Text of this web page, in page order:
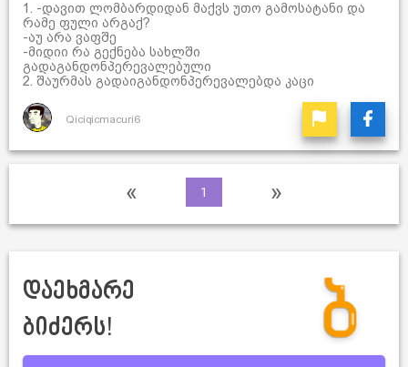
1. -დავით ლომბარდიდან მაქვს უთო გამოსატანი და
რამე ფული არგაქ?
-აუ არა ვაფშე
-მიდიი რა გექნება სახლში
გადაგანდონპერევალებული
2. შაურმას გადაიგანდონპერევალებდა კაცი
Qiciqicmacuri6
« 1 »
დაეხმარე
ბიძერს!